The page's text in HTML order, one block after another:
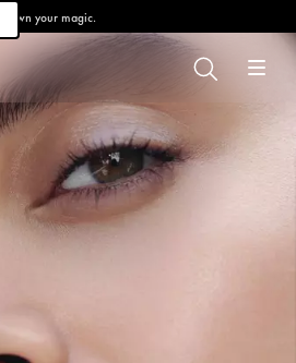
Own your magic.